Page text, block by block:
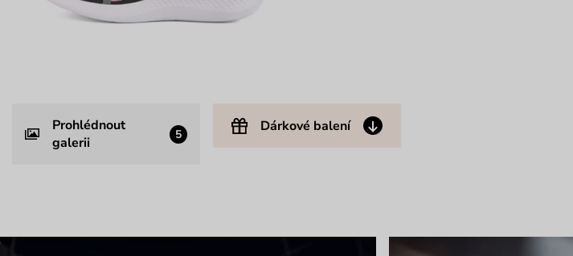
Prohlédnout
galerii
5 Dárkové balení